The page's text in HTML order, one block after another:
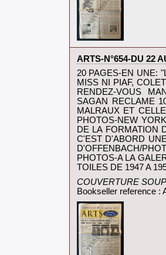
‎ARTS-N°654-DU 22
‎20 PAGES-EN UNE:
MISS NI PIAF,
RENDEZ-VOUS
SAGAN RECLAME
MALRAUX ET
PHOTOS-NEW
DE LA FORMATION
C'EST D'ABORD
D'OFFENBACH/
PHOTOS-A LA
TOILES DE 1947 A
‎COUVERTURE
Bookseller reference :